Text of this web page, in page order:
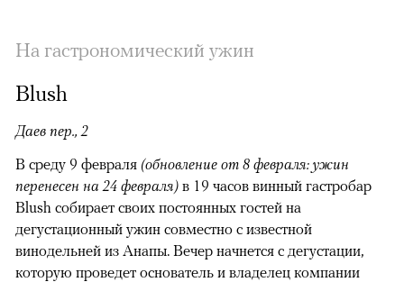
На гастрономический ужин
Blush
Даев пер., 2
В среду 9 февраля (обновление от 8 февраля: ужин
перенесен на 24 февраля) в 19 часов винный гастробар
Blush собирает своих постоянных гостей на
дегустационный ужин совместно с известной
винодельней из Анапы. Вечер начнется с дегустации,
которую проведет основатель и владелец компании